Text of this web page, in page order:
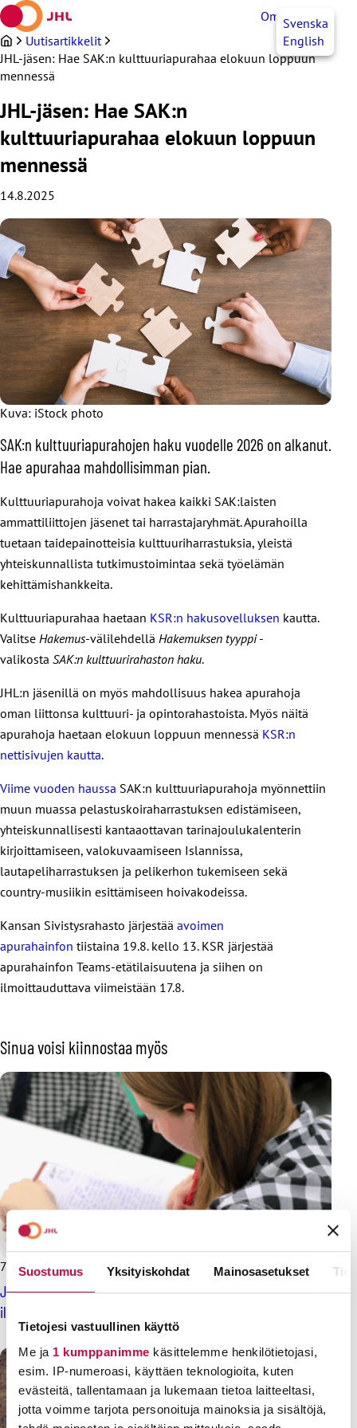
Suostumus Yksityiskohdat Mainosasetukset
Tietojesi vastuullinen käyttö
Me ja 1 kumppanimme käsittelemme henkilötietojasi,
esim. IP-numeroasi, käyttäen teknologioita, kuten
evästeitä, tallentamaan ja lukemaan tietoa laitteeltasi,
jotta voimme tarjota personoituja mainoksia ja sisältöjä,
Siirry
sisältöön
OmaJHLSvenska
English
Uutisartikkelit
JHL-jäsen: Hae SAK:n kulttuuriapurahaa elokuun loppuun
mennessä
JHL-jäsen: Hae SAK:n
kulttuuriapurahaa elokuun loppuun
mennessä
14.8.2025
Kuva: iStock photo
SAK:n kulttuuriapurahojen haku vuodelle 2026 on alkanut.
Hae apurahaa mahdollisimman pian.
Kulttuuriapurahoja voivat hakea kaikki SAK:laisten
ammattiliittojen jäsenet tai harrastajaryhmät. Apurahoilla
tuetaan taidepainotteisia kulttuuriharrastuksia, yleistä
yhteiskunnallista tutkimustoimintaa sekä työelämän
kehittämishankkeita.
Kulttuuriapurahaa haetaan KSR:n hakusovelluksen kautta.
Valitse Hakemus-välilehdellä Hakemuksen tyyppi-
valikosta SAK:n kulttuurirahaston haku.
JHL:n jäsenillä on myös mahdollisuus hakea apurahoja
oman liittonsa kulttuuri- ja opintorahastoista. Myös näitä
apurahoja haetaan elokuun loppuun mennessä KSR:n
nettisivujen kautta.
Viime vuoden haussa SAK:n kulttuuriapurahoja myönnettiin
muun muassa pelastuskoiraharrastuksen edistämiseen,
yhteiskunnallisesti kantaaottavan tarinajoulukalenterin
kirjoittamiseen, valokuvaamiseen Islannissa,
lautapeliharrastuksen ja pelikerhon tukemiseen sekä
country-musiikin esittämiseen hoivakodeissa.
Kansan Sivistysrahasto järjestää avoimen
apurahainfon tiistaina 19.8. kello 13. KSR järjestää
apurahainfon Teams-etätilaisuutena ja siihen on
ilmoittauduttava viimeistään 17.8.
Sinua voisi kiinnostaa myös
7.7.2025Uutiset
JHL:n jäsenenä nautit ilmaisesta koulutuksesta,
ilmoittautuminen syksyn kursseille on käynnissä nyt!